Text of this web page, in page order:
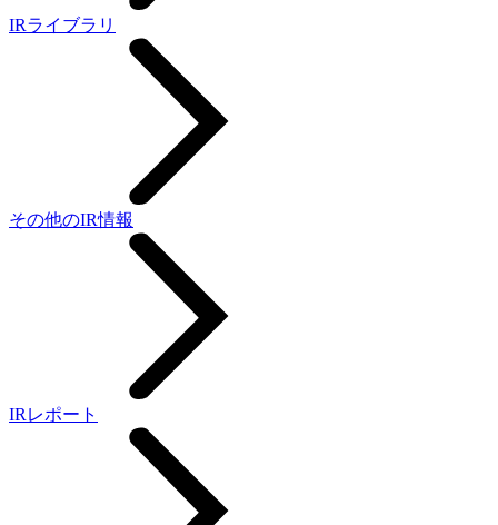
IRライブラリ
その他のIR情報
IRレポート